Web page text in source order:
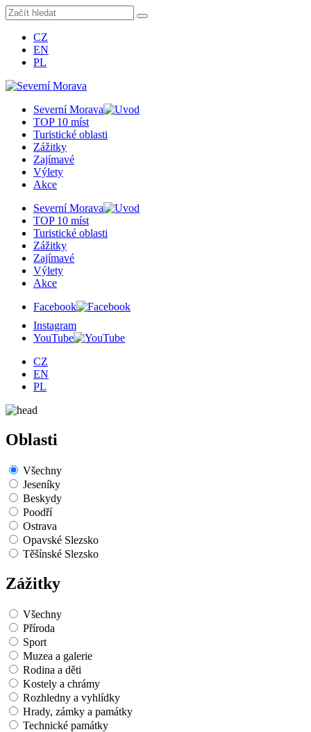
CZ
EN
PL
Severní Morava
TOP 10 míst
Turistické oblasti
Zážitky
Zajímavé
Výlety
Akce
Severní Morava
TOP 10 míst
Turistické oblasti
Zážitky
Zajímavé
Výlety
Akce
Facebook
Instagram
YouTube
CZ
EN
PL
Oblasti
Všechny
Jeseníky
Beskydy
Poodří
Ostrava
Opavské Slezsko
Těšínské Slezsko
Zážitky
Všechny
Příroda
Sport
Muzea a galerie
Rodina a děti
Kostely a chrámy
Rozhledny a vyhlídky
Hrady, zámky a památky
Technické památky